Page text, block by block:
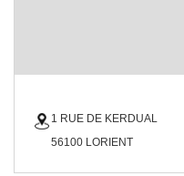
1 RUE DE KERDUAL
56100 LORIENT